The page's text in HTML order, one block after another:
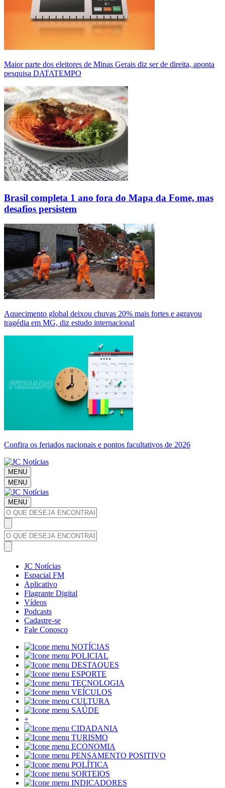
Maior parte dos eleitores de Minas Gerais diz ser de direita, aponta
pesquisa DATATEMPO
Brasil completa 1 ano fora do Mapa da Fome, mas
desafios persistem
Aquecimento global deixou chuvas 20% mais fortes e agravou
tragédia em MG, diz estudo internacional
Confira os feriados nacionais e pontos facultativos de 2026
MENU
MENU
MENU
JC Notícias
Espacial FM
Aplicativo
Flagrante Digital
Vídeos
Podcasts
Cadastre-se
Fale Conosco
NOTÍCIAS
POLICIAL
DESTAQUES
ESPORTE
TECNOLOGIA
VEÍCULOS
CULTURA
SAÚDE
+
CIDADANIA
TURISMO
ECONOMIA
PENSAMENTO POSITIVO
POLÍTICA
SORTEIOS
INDICADORES